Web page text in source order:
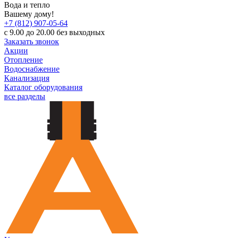
Вода и тепло
Вашему дому!
+7 (812) 907-05-64
с 9.00 до 20.00 без выходных
Заказать звонок
Акции
Отопление
Водоснабжение
Канализация
Каталог оборудования
все разделы